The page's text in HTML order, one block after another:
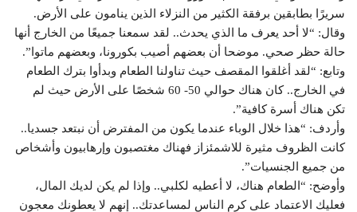
سريرًا بطابقين برفقة الكثير من النزلاء الذين ينامون على الأرض.
وقال: “لا أحد يعرف ما الذي يحدث.. لقد سمعنا جميعًا من الخارج أنها
حالة حظر صحي. موضحا أن بعضهم أصيب بكورونا، وبعضهم ماتوا”.
وتابع: “لقد أغلقوا المقصف حيث تناولنا الطعام وبدأوا بترك الطعام
في الخارج.. كان هناك حوالي 50- 60 شخصًا على الأرض حيث لم
تكن هناك أسرة كافية”.
وأردف: “هذا خلال الوباء عندما يكون من المفترض أن نبتعد جسديا..
كانت الظروف مثيرة للاشمئزاز فهناك مغتصبون وإرهابيون وأشخاص
من جميع الجنسيات”.
وأوضح: “الطعام هناك، لا أعطيه لكلبي.. وإذا لم يكن لديك المال،
فعليك الاعتماد على كرم الناس لمساعدتك.. إنهم لا يعطونك معجون